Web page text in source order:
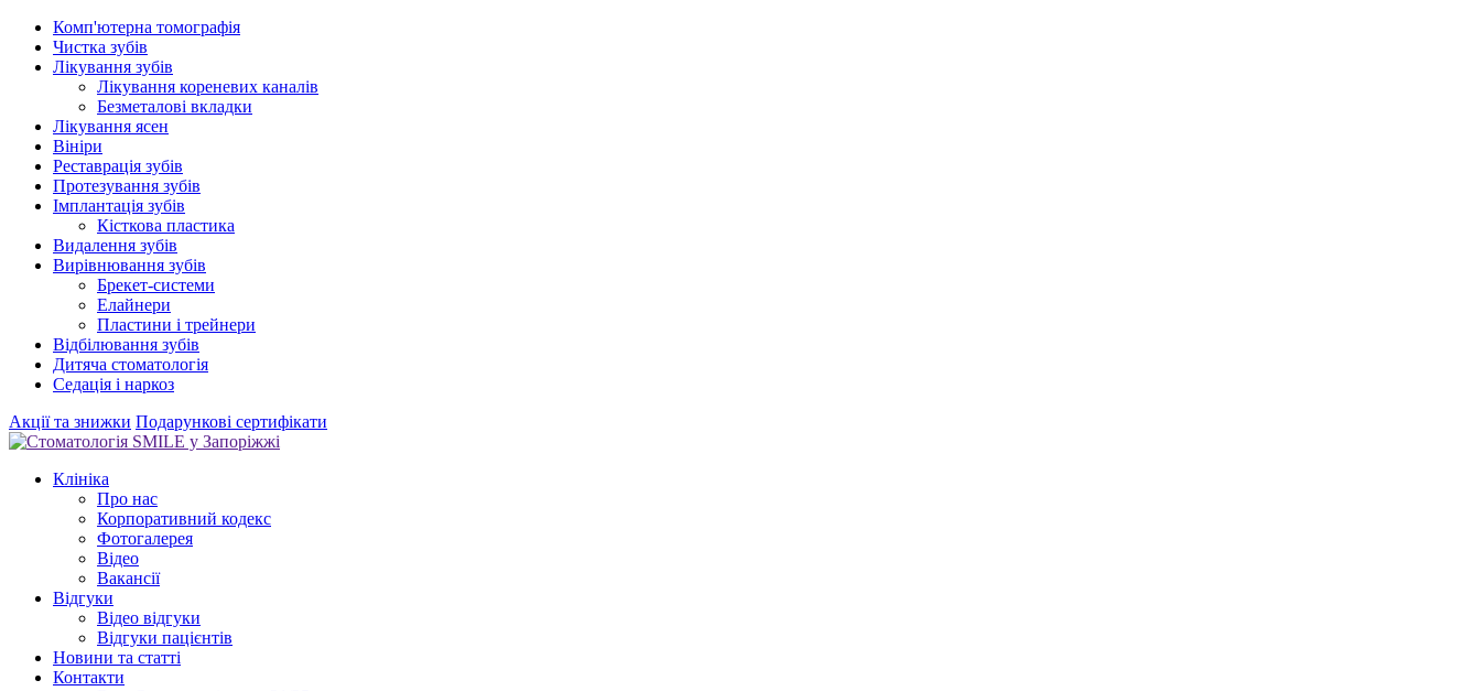
Комп'ютерна томографія
Чистка зубів
Лікування зубів
Лікування кореневих каналів
Безметалові вкладки
Лікування ясен
Вініри
Реставрація зубів
Протезування зубів
Імплантація зубів
Кісткова пластика
Видалення зубів
Вирівнювання зубів
Брекет-системи
Елайнери
Пластини і трейнери
Відбілювання зубів
Дитяча стоматологія
Седація і наркоз
Акції та знижки Подарункові сертифікати
Клініка
Про нас
Корпоративний кодекс
Фотогалерея
Відео
Вакансії
Відгуки
Відео відгуки
Відгуки пацієнтів
Новини та статті
Контакти